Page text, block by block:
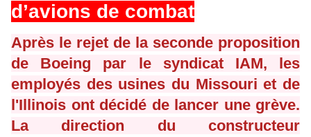
d’avions de combat
Après le rejet de la seconde proposition
de Boeing par le syndicat IAM, les
employés des usines du Missouri et de
l'Illinois ont décidé de lancer une grève.
La direction du constructeur